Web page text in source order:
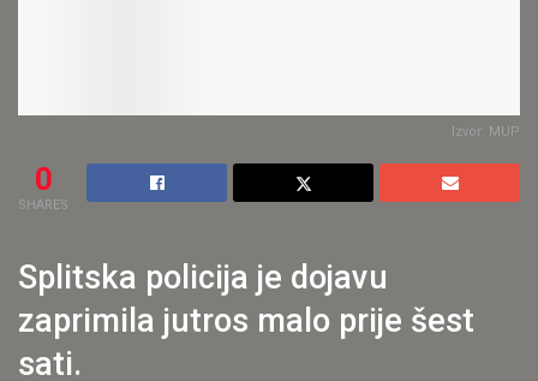
Izvor: MUP
0
SHARES
Splitska policija je dojavu
zaprimila jutros malo prije šest
sati.